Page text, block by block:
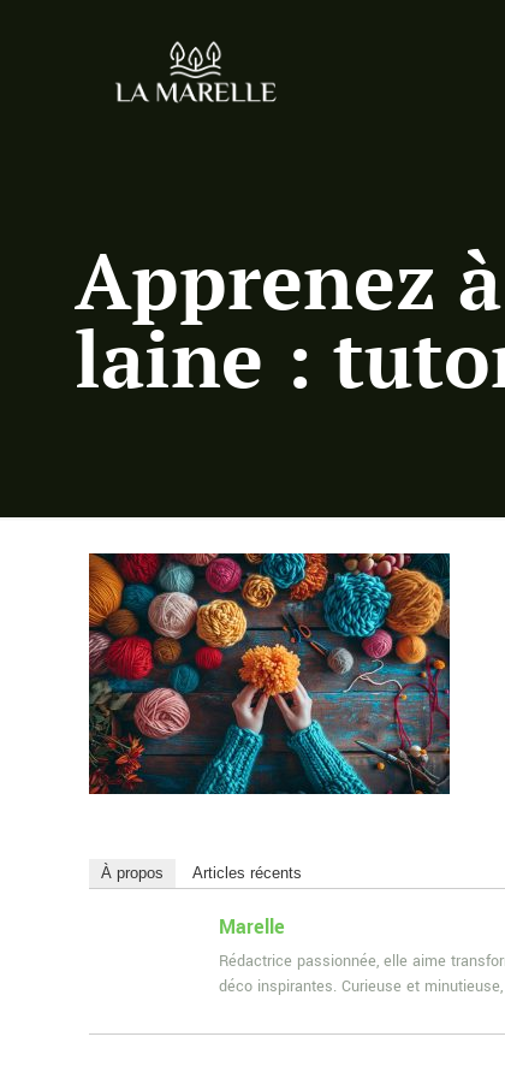
Apprenez
laine :
À propos Articles récents
Marelle
Rédactrice passionnée, elle aime
déco inspirantes. Curieuse et